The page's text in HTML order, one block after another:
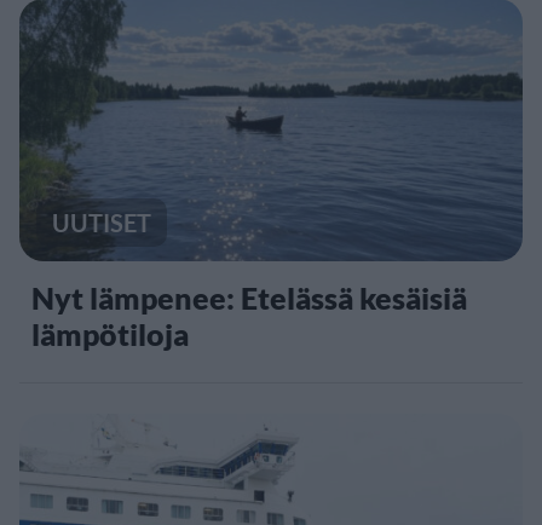
UUTISET
Nyt lämpenee: Etelässä kesäisiä
lämpötiloja